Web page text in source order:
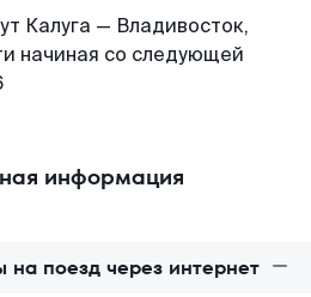
Калуга — Владивосток,
начиная со следующей
информация
поезд через интернет